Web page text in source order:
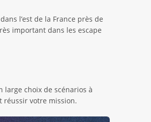
l’est de la France près de
important dans les escape
large choix de scénarios à
réussir votre mission.